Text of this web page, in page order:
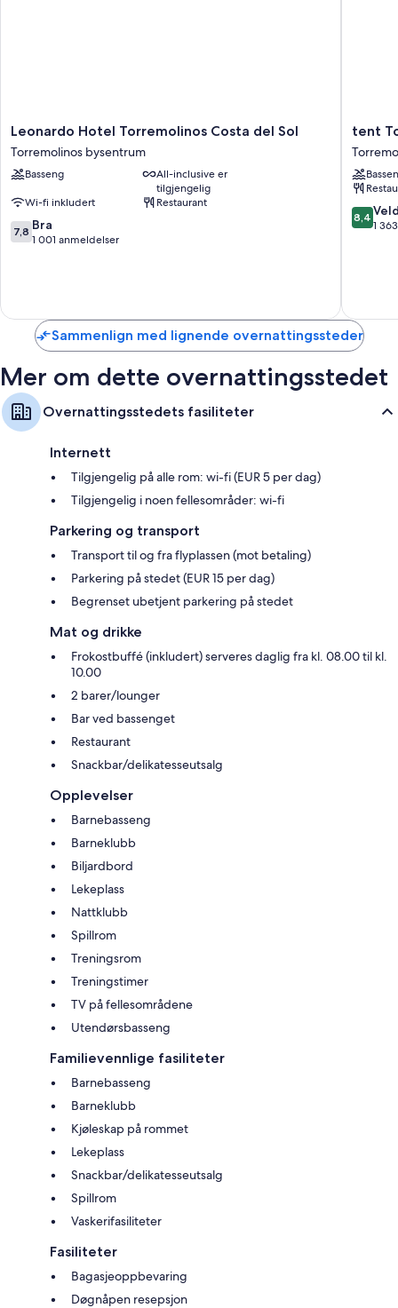
Leonardo
Hotel
Torremolinos
Costa
Sol
Torremolinos
bysentrum
Leonardo Hotel Torremolinos Costa del Sol
Torremolinos bysentrum
Basseng
All-inclusive er
tilgjengelig
Wi-fi inkludert
Restaurant
7.8
av
7,8 Bra
1 001 anmeldelser
tent
tent
8.4
av
8,4
1
Sammenlign med lignende overnattingssteder
Mer om dette overnattingsstedet
Overnattingsstedets fasiliteter
Internett
Tilgjengelig på alle rom: wi-fi (EUR 5 per dag)
Tilgjengelig i noen fellesområder: wi-fi
Parkering og transport
Transport til og fra flyplassen (mot betaling)
Parkering på stedet (EUR 15 per dag)
Begrenset ubetjent parkering på stedet
Mat og drikke
Frokostbuffé (inkludert) serveres daglig fra kl. 08.00 til kl.
10.00
2 barer/lounger
Bar ved bassenget
Restaurant
Snackbar/delikatesseutsalg
Opplevelser
Barnebasseng
Barneklubb
Biljardbord
Lekeplass
Nattklubb
Spillrom
Treningsrom
Treningstimer
TV på fellesområdene
Utendørsbasseng
Familievennlige fasiliteter
Barnebasseng
Barneklubb
Kjøleskap på rommet
Lekeplass
Snackbar/delikatesseutsalg
Spillrom
Vaskerifasiliteter
Fasiliteter
Bagasjeoppbevaring
Døgnåpen resepsjon